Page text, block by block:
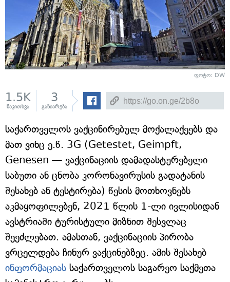
ფოტო: DW
1.5K
წაკითხვა
3
გაზიარება
საქართველოს ვაქცინირებულ მოქალაქეებს და
მათ ვინც ე.წ. 3G (Getestet, Geimpft,
Genesen — ვაქცინაციის დამადასტურებელი
საბუთი ან ცნობა კორონავირუსის გადატანის
შესახებ ან ტესტირება) წესის მოთხოვნებს
აკმაყოფილებენ, 2021 წლის 1-ლი ივლისიდან
ავსტრიაში ტურისტული მიზნით შესვლაც
შეეძლებათ. ამასთან, ვაქცინაციის პირობა
ვრცელდება ჩინურ ვაქცინებზეც. ამის შესახებ
ინფორმაციას საქართველოს საგარეო საქმეთა